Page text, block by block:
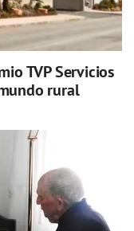
TVP Servicios
rural